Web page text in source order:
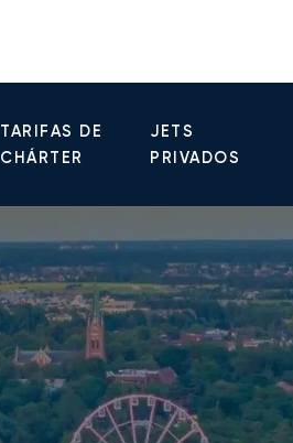
TARIFAS DE
CHÁRTER
JETS
PRIVADOS